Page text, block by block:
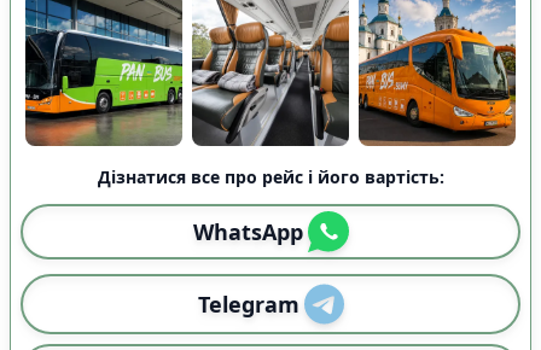
Дізнатися все про рейс і його вартість:
WhatsApp
Telegram